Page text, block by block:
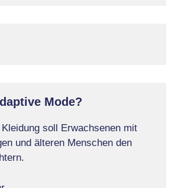
Mode?
soll Erwachsenen mit
und älteren Menschen den